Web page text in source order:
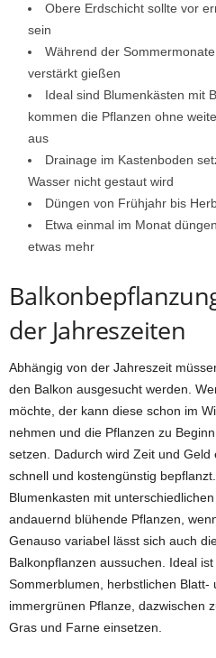
Obere Erdschicht sollte vor
sein
Während der
verstärkt gießen
Ideal sind Blumenkästen mit
kommen die Pflanzen ohne
aus
Drainage im Kastenboden
Wasser nicht gestaut wird
Düngen von Frühjahr bis
Etwa einmal im Monat
etwas mehr
der Jahreszeiten
Abhängig von der Jahreszeit
den Balkon ausgesucht werden.
möchte, der kann diese schon im
nehmen und die Pflanzen zu
setzen. Dadurch wird Zeit und
schnell und kostengünstig
Blumenkasten mit
andauernd blühende Pflanzen,
Genauso variabel lässt sich auch
Balkonpflanzen aussuchen. Ideal
Sommerblumen, herbstlichen Blatt-
immergrünen Pflanze, dazwischen
Gras und Farne einsetzen.